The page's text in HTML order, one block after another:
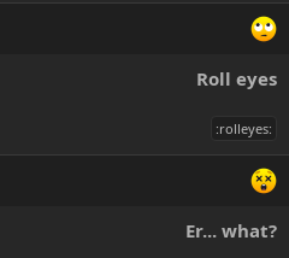
Roll eyes
:rolleyes:
Er... what?